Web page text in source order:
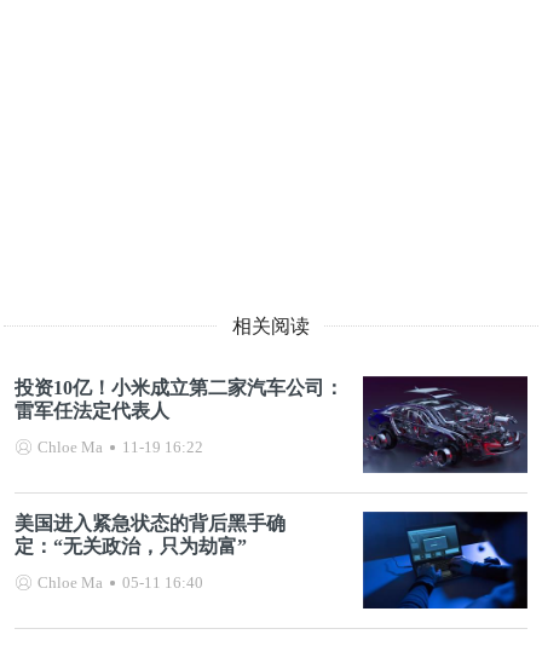
相关阅读
投资10亿！小米成立第二家汽车公司：
雷军任法定代表人
Chloe Ma 11-19 16:22
美国进入紧急状态的背后黑手确
定：“无关政治，只为劫富”
Chloe Ma 05-11 16:40